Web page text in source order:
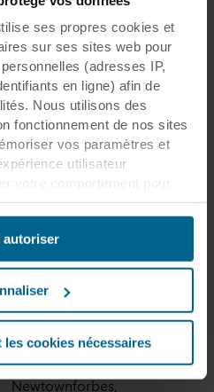
ses propres cookies et
sur ses sites web pour
(adresses IP,
en ligne) afin de
Nous utilisons des
fonctionnement de nos sites
vos paramètres et
utilisateur
») et cibler notre
les réseaux sociaux et les
de votre comportement
»). Les informations sur
sociaux, de publicité et
commerciaux peuvent
d’autres informations qui
le passé ou qu’ils auraient
utilisation de leurs
autoriser
cookies nécessaires
Reilly
Reilly
Newtownforbes,